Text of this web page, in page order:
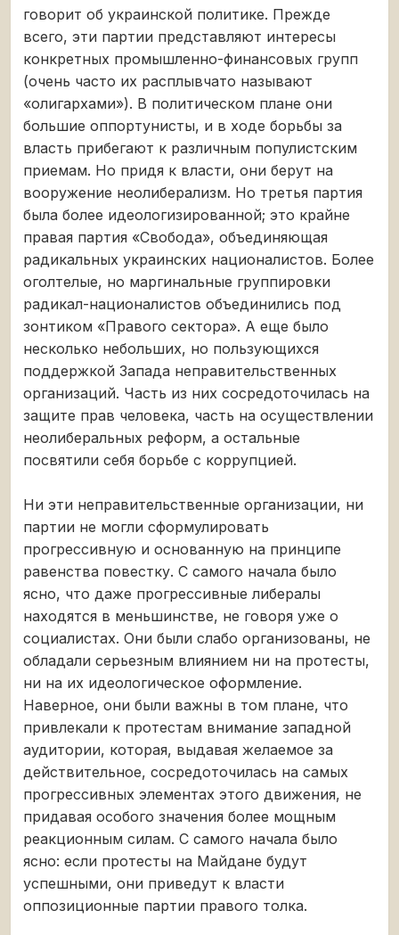
говорит об украинской политике. Прежде
всего, эти партии представляют интересы
конкретных промышленно-финансовых групп
(очень часто их расплывчато называют
«олигархами»). В политическом плане они
большие оппортунисты, и в ходе борьбы за
власть прибегают к различным популистским
приемам. Но придя к власти, они берут на
вооружение неолиберализм. Но третья партия
была более идеологизированной; это крайне
правая партия «Свобода», объединяющая
радикальных украинских националистов. Более
оголтелые, но маргинальные группировки
радикал-националистов объединились под
зонтиком «Правого сектора». А еще было
несколько небольших, но пользующихся
поддержкой Запада неправительственных
организаций. Часть из них сосредоточилась на
защите прав человека, часть на осуществлении
неолиберальных реформ, а остальные
посвятили себя борьбе с коррупцией.
Ни эти неправительственные организации, ни
партии не могли сформулировать
прогрессивную и основанную на принципе
равенства повестку. С самого начала было
ясно, что даже прогрессивные либералы
находятся в меньшинстве, не говоря уже о
социалистах. Они были слабо организованы, не
обладали серьезным влиянием ни на протесты,
ни на их идеологическое оформление.
Наверное, они были важны в том плане, что
привлекали к протестам внимание западной
аудитории, которая, выдавая желаемое за
действительное, сосредоточилась на самых
прогрессивных элементах этого движения, не
придавая особого значения более мощным
реакционным силам. С самого начала было
ясно: если протесты на Майдане будут
успешными, они приведут к власти
оппозиционные партии правого толка.